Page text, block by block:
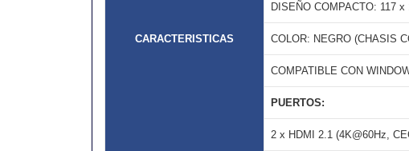
CARACTERISTICAS
DISEÑO COMPACTO: 117
COLOR: NEGRO (CHASIS
COMPATIBLE CON
PUERTOS:
2 x HDMI 2.1 (4K@60Hz,